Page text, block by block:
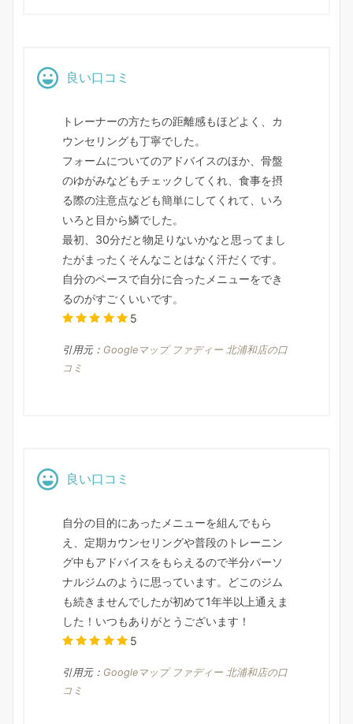
良い口コミ
トレーナーの方たちの距離感もほどよく、カ
ウンセリングも丁寧でした。
フォームについてのアドバイスのほか、骨盤
のゆがみなどもチェックしてくれ、食事を摂
る際の注意点なども簡単にしてくれて、いろ
いろと目から鱗でした。
最初、30分だと物足りないかなと思ってまし
たがまったくそんなことはなく汗だくです。
自分のペースで自分に合ったメニューをでき
るのがすごくいいです。
5
引用元： Googleマップ ファディー 北浦和店の口
コミ
良い口コミ
自分の目的にあったメニューを組んでもら
え、定期カウンセリングや普段のトレーニン
グ中もアドバイスをもらえるので半分パーソ
ナルジムのように思っています。どこのジム
も続きませんでしたが初めて1年半以上通えま
した！いつもありがとうございます！
5
引用元： Googleマップ ファディー 北浦和店の口
コミ